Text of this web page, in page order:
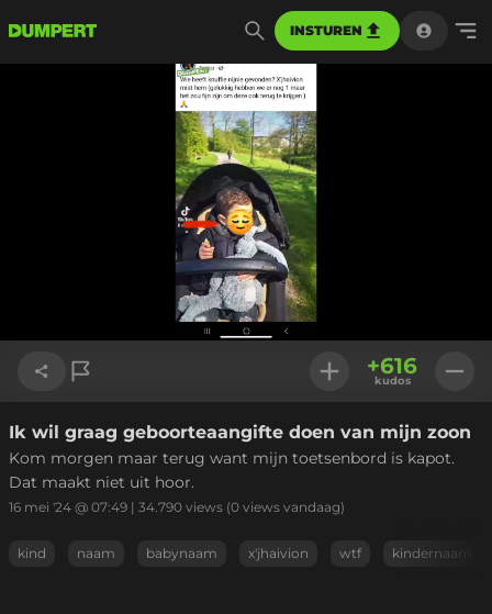
INSTUREN
Link kopiëren
+616
kudos
Ik wil graag geboorteaangifte doen van mijn zoon
Kom morgen maar terug want mijn toetsenbord is kapot.
Dat maakt niet uit hoor.
16 mei '24 @ 07:49 | 34.790 views (0 views vandaag)
kind naam babynaam x'jhaivion wtf kindernaam